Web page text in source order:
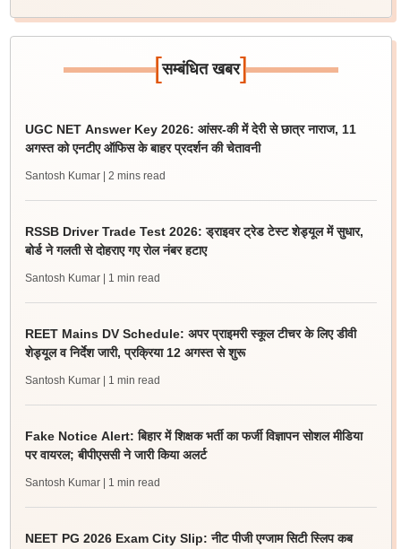
[सम्बंधित खबर]
UGC NET Answer Key 2026: आंसर-की में देरी से छात्र नाराज, 11
अगस्त को एनटीए ऑफिस के बाहर प्रदर्शन की चेतावनी
Santosh Kumar | 2 mins read
RSSB Driver Trade Test 2026: ड्राइवर ट्रेड टेस्ट शेड्यूल में सुधार,
बोर्ड ने गलती से दोहराए गए रोल नंबर हटाए
Santosh Kumar | 1 min read
REET Mains DV Schedule: अपर प्राइमरी स्कूल टीचर के लिए डीवी
शेड्यूल व निर्देश जारी, प्रक्रिया 12 अगस्त से शुरू
Santosh Kumar | 1 min read
Fake Notice Alert: बिहार में शिक्षक भर्ती का फर्जी विज्ञापन सोशल मीडिया
पर वायरल; बीपीएससी ने जारी किया अलर्ट
Santosh Kumar | 1 min read
NEET PG 2026 Exam City Slip: नीट पीजी एग्जाम सिटी स्लिप कब